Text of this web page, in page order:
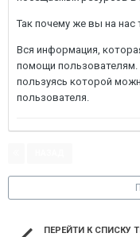
Так почему же вы на нас
Вся информация,
помощи пользователям.
пользуясь которой
пользователя.
ПЕРЕЙТИ К СПИСКУ